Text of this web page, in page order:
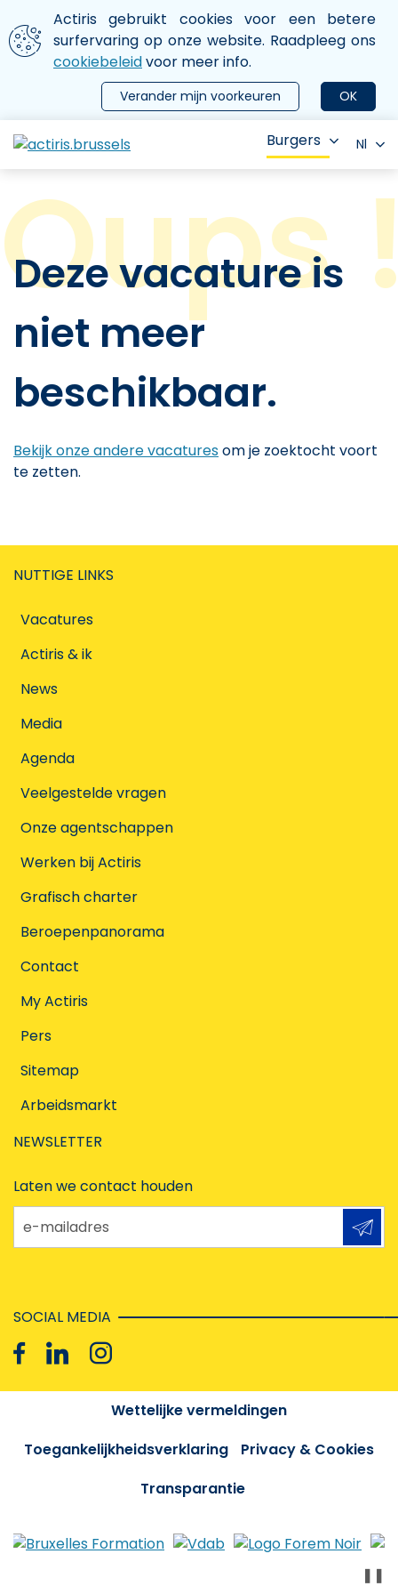
Aller au contenu principal
We gebruiken cookies
Actiris gebruikt cookies voor een betere
surfervaring op onze website. Raadpleeg ons
cookiebeleidvoor meer info.
OK
Verander mijn voorkeuren
le menu
Burgers Nl
Deze vacature is
niet meer
beschikbaar.
Bekijk onze andere vacaturesom je zoektocht voort
te zetten.
NUTTIGE LINKS
Vacatures
Actiris & ik
News
Media
Agenda
Veelgestelde vragen
Onze agentschappen
Werken bij Actiris
Grafisch charter
Beroepenpanorama
Contact
My Actiris
Pers
Sitemap
Arbeidsmarkt
NEWSLETTER
Laten we contact houden
e-mailadres
SOCIAL MEDIA
Wettelijke vermeldingen
Toegankelijkheidsverklaring
Privacy & Cookies
Transparantie
❚❚